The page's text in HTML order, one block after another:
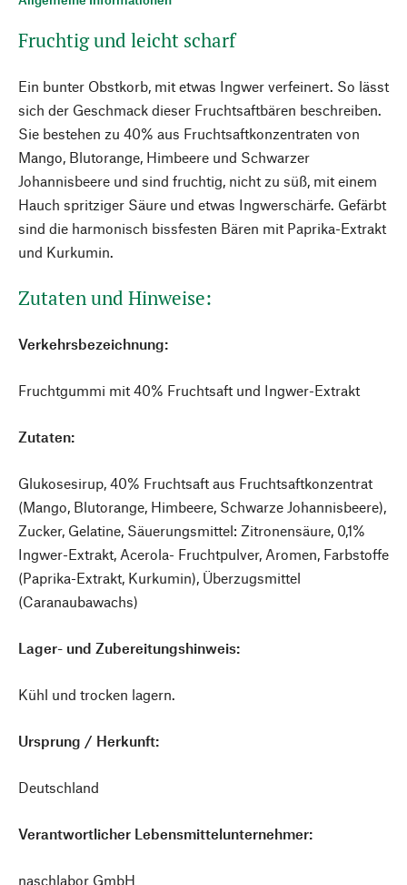
Fruchtig und leicht scharf
Ein bunter Obstkorb, mit etwas Ingwer verfeinert. So lässt
sich der Geschmack dieser Fruchtsaftbären beschreiben.
Sie bestehen zu 40% aus Fruchtsaftkonzentraten von
Mango, Blutorange, Himbeere und Schwarzer
Johannisbeere und sind fruchtig, nicht zu süß, mit einem
Hauch spritziger Säure und etwas Ingwerschärfe. Gefärbt
sind die harmonisch bissfesten Bären mit Paprika-Extrakt
und Kurkumin.
Zutaten und Hinweise:
Verkehrsbezeichnung:
Fruchtgummi mit 40% Fruchtsaft und Ingwer-Extrakt
Zutaten:
Glukosesirup, 40% Fruchtsaft aus Fruchtsaftkonzentrat
(Mango, Blutorange, Himbeere, Schwarze Johannisbeere),
Zucker, Gelatine, Säuerungsmittel: Zitronensäure, 0,1%
Ingwer-Extrakt, Acerola- Fruchtpulver, Aromen, Farbstoffe
(Paprika-Extrakt, Kurkumin), Überzugsmittel
(Caranaubawachs)
Lager- und Zubereitungshinweis:
Kühl und trocken lagern.
Ursprung / Herkunft:
Deutschland
Verantwortlicher Lebensmittelunternehmer:
naschlabor GmbH